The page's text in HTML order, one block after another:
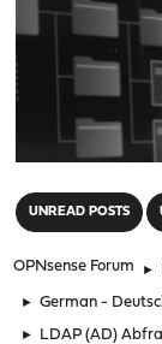
UNREAD POSTS
OPNsense Forum ►
► German -
► LDAP (AD)